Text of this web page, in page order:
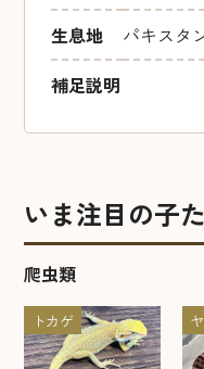
生息地
パキスタ
補足説明
いま注目の子
爬虫類
トカゲ